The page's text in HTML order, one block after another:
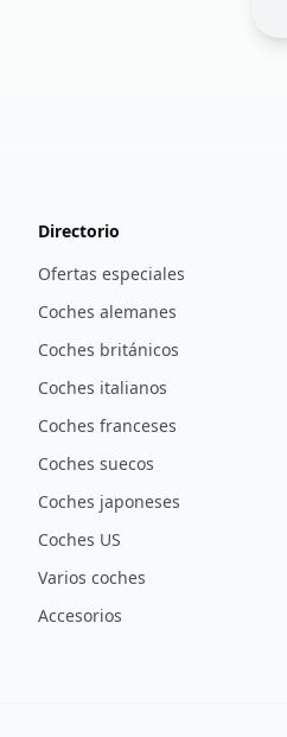
Directorio
Ofertas especiales
Coches alemanes
Coches británicos
Coches italianos
Coches franceses
Coches suecos
Coches japoneses
Coches US
Varios coches
Accesorios